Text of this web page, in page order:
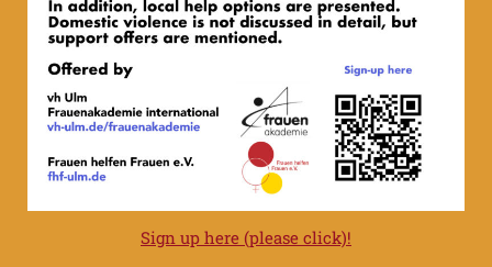
Sign up here (please click)!